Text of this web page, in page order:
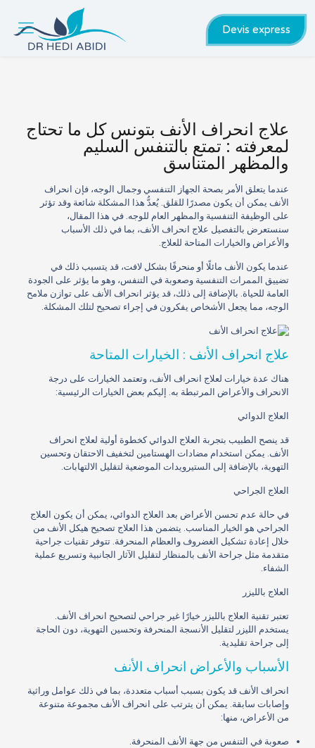
Devis express
علاج انحراف الأنف بتونس كل ما تحتاج
لمعرفته : تمتع بالتنفس السليم
والمظهر المتناسق
عندما يتعلق الأمر بصحة الجهاز التنفسي وجمال الوجه، فإن انحراف
الأنف يمكن أن يكون مصدرًا للقلق. يُعدُّ هذا المشكلة شائعة وقد تؤثر
على الوظيفة التنفسية والمظهر العام للوجه. في هذا المقال،
سنستعرض بالتفصيل علاج انحراف الأنف، بما في ذلك الأسباب
والأعراض والخيارات المتاحة للعلاج.
عندما يكون الأنف مائلًا أو منحرفًا بشكل لافت، قد يتسبب ذلك في
تضييق الممرات التنفسية وصعوبة في التنفس، وهو ما يؤثر على الجودة
العامة للحياة. بالإضافة إلى ذلك، قد يؤثر انحراف الأنف على توازن ملامح
الوجه، مما يجعل الأشخاص يفكرون في إجراء تصحيح لتلك المشكلة.
علاج انحراف الأنف : الخيارات المتاحة
هناك عدة خيارات لعلاج انحراف الأنف، وتعتمد الخيارات على درجة
الانحراف والأعراض المرتبطة به. إليكم بعض الخيارات الرئيسية:
العلاج الدوائي
قد ينصح الطبيب بتجربة العلاج الدوائي كخطوة أولية لعلاج انحراف
الأنف. يمكن استخدام مضادات الهستامين لتخفيف الاحتقان وتحسين
التهوية، بالإضافة إلى الستيرويدات الموضعية لتقليل الالتهابات.
العلاج الجراحي
في حالة عدم تحسن الأعراض بعد العلاج الدوائي، يمكن أن يكون العلاج
الجراحي هو الخيار المناسب. يتضمن هذا العلاج تصحيح هيكل الأنف من
خلال إعادة تشكيل الغضروف والعظام المنحرفة. تتوفر تقنيات جراحية
متقدمة مثل جراحة الأنف بالمنظار لتقليل الآثار الجانبية وتسريع عملية
الشفاء.
العلاج بالليزر
تعتبر تقنية العلاج بالليزر خيارًا غير جراحي لتصحيح انحراف الأنف.
يستخدم الليزر لتقليل الأنسجة المنحرفة وتحسين التهوية، دون الحاجة
إلى جراحة تقليدية.
الأسباب والأعراض انحراف الأنف
انحراف الأنف قد يكون بسبب أسباب متعددة، بما في ذلك عوامل وراثية
وإصابات سابقة. يمكن أن يترتب على انحراف الأنف مجموعة متنوعة
من الأعراض، منها:
صعوبة في التنفس من جهة الأنف المنحرفة.